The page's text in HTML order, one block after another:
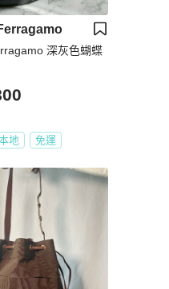
深灰色蝴蝶
地 免運